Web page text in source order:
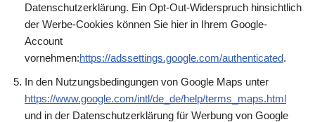
Datenschutzerklärung. Ein Opt-Out-Widerspruch hinsichtlich
der Werbe-Cookies können Sie hier in Ihrem Google-
Account
vornehmen:https://adssettings.google.com/authenticated.
In den Nutzungsbedingungen von Google Maps unter
https://www.google.com/intl/de_de/help/terms_maps.html
und in der Datenschutzerklärung für Werbung von Google